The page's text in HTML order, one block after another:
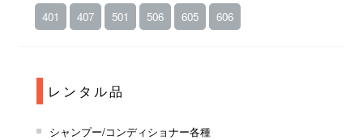
401 407 501 506 605 606
レンタル品
シャンプー/コンディショナー各種